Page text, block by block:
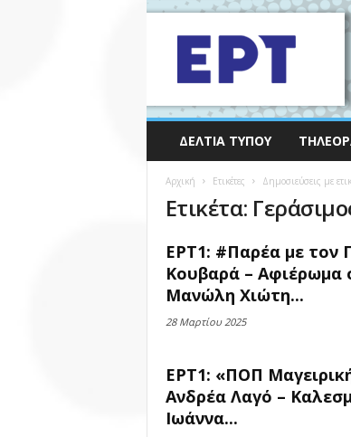
ΔΕΛΤΊΑ ΤΎΠΟΥ
Αρχική Ετικέτες Δημοσιεύσεις με
Ετικέτα:
ΕΡΤ1: #Παρέα με τον
Κουβαρά – Αφιέρωμα
Μανώλη Χιώτη...
28 Μαρτίου 2025
ΕΡΤ1: «ΠΟΠ
Ανδρέα Λαγό –
Ιωάννα...